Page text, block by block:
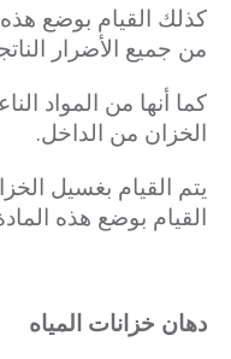
كذلك القيام بوضع
من جميع الأضرار
كما أنها من المواد
الخزان من الداخل.
يتم القيام بغسيل
القيام بوضع هذه
دهان خزانات المياه